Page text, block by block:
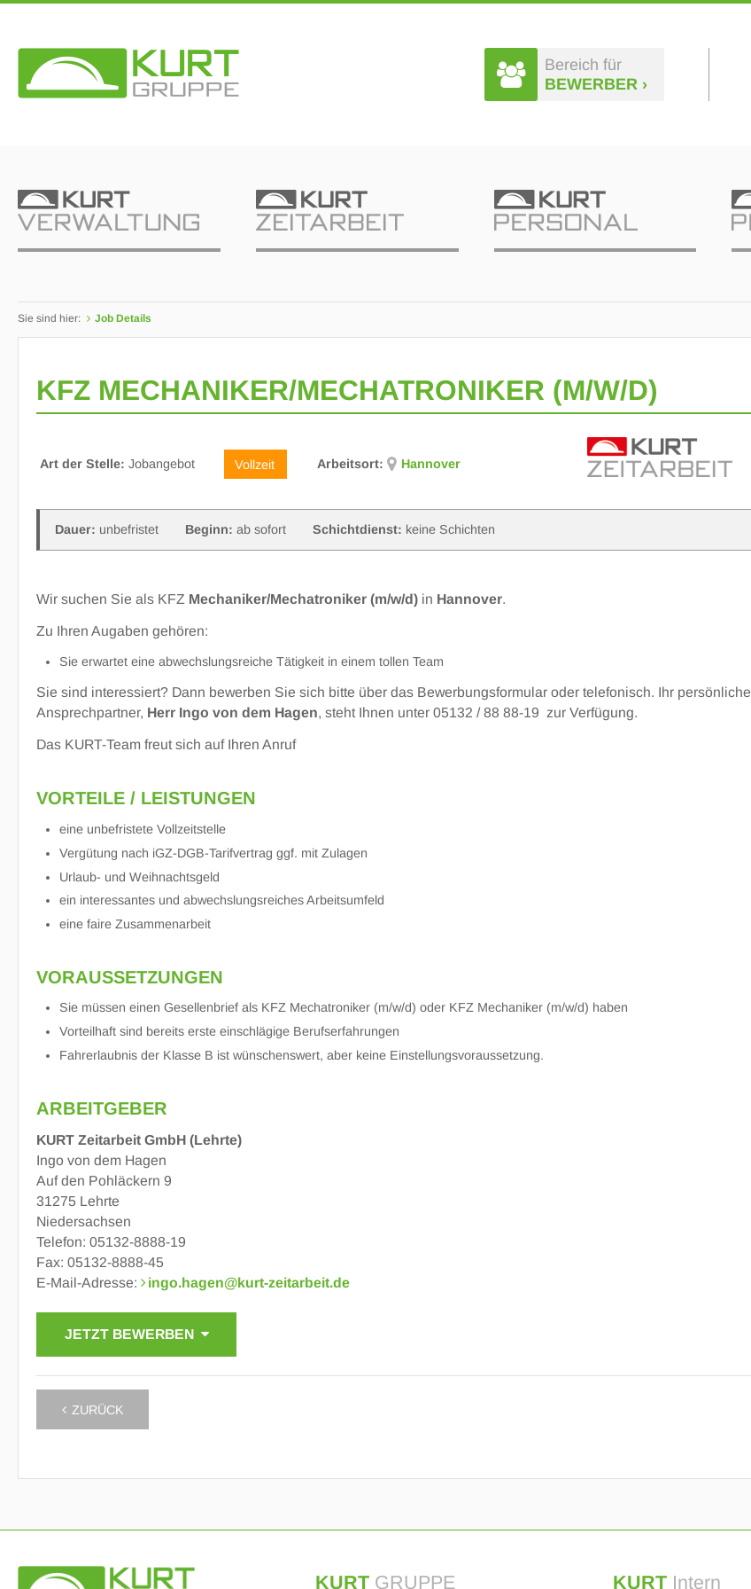
Bereich für
BEWERBER ›
Sie sind hier: Job Details
KFZ MECHANIKER/MECHATRONIKER (M/W/D)
Art der Stelle: Jobangebot Vollzeit Arbeitsort: Hannover
Dauer: unbefristet Beginn: ab sofort Schichtdienst: keine Schichten
Wir suchen Sie als KFZ Mechaniker/Mechatroniker (m/w/d) in Hannover.
Zu Ihren Augaben gehören:
Sie erwartet eine abwechslungsreiche Tätigkeit in einem tollen Team
Sie sind interessiert? Dann bewerben Sie sich bitte über das Bewerbungsformular oder telefonisch. Ihr persönliche
Ansprechpartner, Herr Ingo von dem Hagen, steht Ihnen unter 05132 / 88 88-19 zur Verfügung.
Das KURT-Team freut sich auf Ihren Anruf
VORTEILE / LEISTUNGEN
eine unbefristete Vollzeitstelle
Vergütung nach iGZ-DGB-Tarifvertrag ggf. mit Zulagen
Urlaub- und Weihnachtsgeld
ein interessantes und abwechslungsreiches Arbeitsumfeld
eine faire Zusammenarbeit
VORAUSSETZUNGEN
Sie müssen einen Gesellenbrief als KFZ Mechatroniker (m/w/d) oder KFZ Mechaniker (m/w/d) haben
Vorteilhaft sind bereits erste einschlägige Berufserfahrungen
Fahrerlaubnis der Klasse B ist wünschenswert, aber keine Einstellungsvoraussetzung.
ARBEITGEBER
KURT Zeitarbeit GmbH (Lehrte)
Ingo von dem Hagen
Auf den Pohläckern 9
31275 Lehrte
Niedersachsen
Telefon: 05132-8888-19
Fax: 05132-8888-45
E-Mail-Adresse:
ingo.hagen@kurt-zeitarbeit.de
JETZT BEWERBEN
ZURÜCK
KURT GRUPPE KURT Intern